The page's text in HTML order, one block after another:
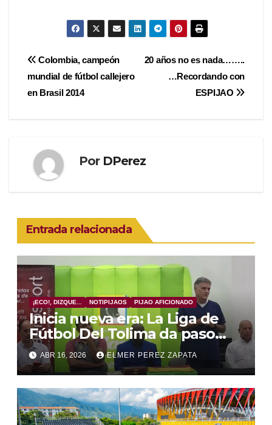
Navegación
de
20 años no es nada……..
…Recordando con
ESPIJAO
Colombia, campeón
mundial de fútbol callejero
en Brasil 2014
Por DPerez
Entrada relacionada
¡ECO!, DIZQUE... NOTIPIJAOS PIJAO AFICIONADO
Inicia nueva era: La Liga de
Fútbol Del Tolima da paso
gigante, firma convenio para
cancha y sede
ABR 16, 2026 ELMER PEREZ ZAPATA